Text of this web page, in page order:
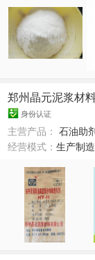
郑州晶元泥浆材
身份认证
主营产品：石油助
经营模式：生产制造